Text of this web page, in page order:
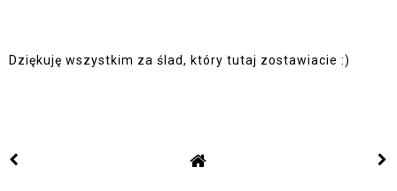
Dziękuję wszystkim za ślad, który tutaj zostawiacie :)